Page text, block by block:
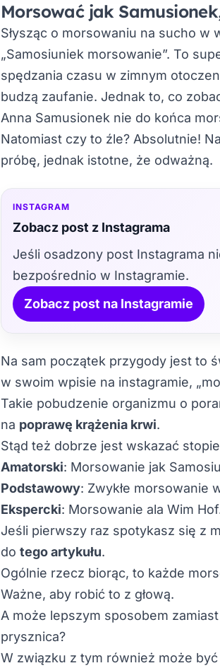
Morsować jak
Słysząc o morsowaniu na sucho
„Samosiuniek morsowanie”. To
spędzania czasu w zimnym
budzą zaufanie. Jednak to, co
Anna Samusionek nie do końca
Natomiast czy to źle? Absolutnie!
próbę, jednak istotne, że odważną.
INSTAGRAM
Zobacz post z Instagrama
Jeśli osadzony post Instagrama
bezpośrednio w Instagramie.
Zobacz post na Instagramie
Na sam początek przygody jest to
w swoim wpisie na instagramie,
Takie pobudzenie organizmu o
na poprawę krążenia krwi.
Stąd też dobrze jest wskazać
Amatorski: Morsowanie jak
Podstawowy: Zwykłe morsowanie
Ekspercki: Morsowanie ala Wim
Jeśli pierwszy raz spotykasz się z
do tego artykułu.
Ogólnie rzecz biorąc, to każde
Ważne, aby robić to z głową.
A może lepszym sposobem
prysznica?
W związku z tym również może